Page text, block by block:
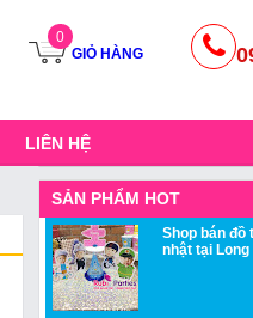
0
GIỎ HÀNG
LIÊN HỆ
SẢN PHẨM HOT
Shop bán đồ
nhật tại Long